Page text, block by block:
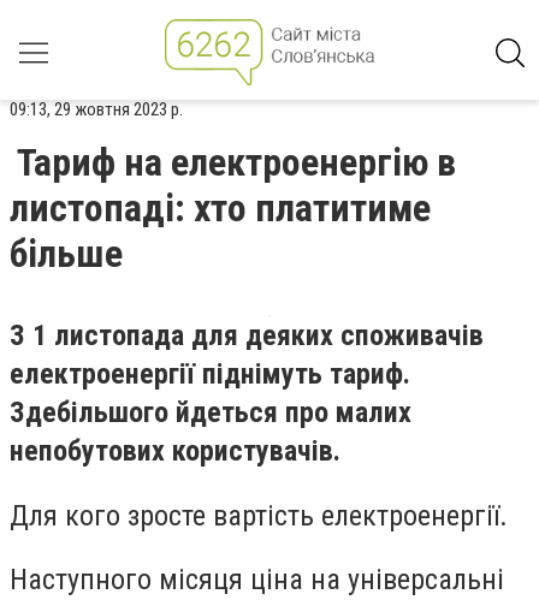
09:13, 29 жовтня 2023 р.
Тариф на електроенергію в
листопаді: хто платитиме
більше
З 1 листопада для деяких споживачів
електроенергії піднімуть тариф.
Здебільшого йдеться про малих
непобутових користувачів.
Для кого зросте вартість електроенергії.
Наступного місяця ціна на універсальні